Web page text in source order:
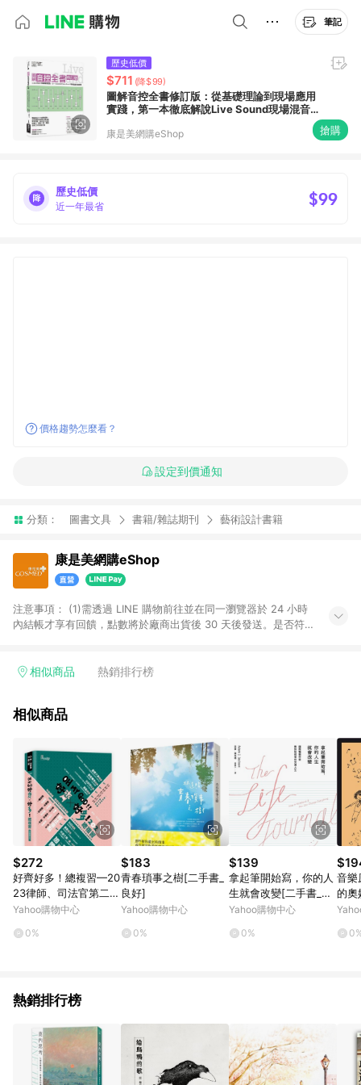
筆記
歷史低價
$711 (降$99)
圖解音控全書修訂版：從基礎理論到現場應用
實踐，第一本徹底解說Live Sound現場混音
康是美網購eShop 搶購
歷史低價
近一年最省 $99
價格趨勢怎麼看？
設定到價通知
分類： 圖書文具 書籍/雜誌期刊 藝術設計書籍
康是美網購eShop
注意事項：​ (1)需透過 LINE 購物前往並在同一瀏覽器於 24 小時
內結帳才享有回饋，點數將於廠商出貨後 30 天後發送。​是否符
黃金鑽飾/精品相關/3C數位(含周邊)/家電視聽/運動戶外/母嬰用
饋%」，將於訂單成立後由「LINE購物通知」之官方帳號訊息通
依LINE購物網站訂單成立通知為準。​​ (5)LINE購物設有「單一商
品最高回饋點數」機制 (部分時段開放「回饋無上限」)，以同一
訂單中同一商品不論件數計算，請依訂單成立當下LINE購物的回
饋機制為準。
相似商品 熱銷排行榜
相似商品
$272
好齊好多！總複習—20
23律師、司法官第二試
[二手書_良好]
Yahoo購物中心
0%
$183
青春瑣事之樹[二手書_
良好]
Yahoo購物中心
0%
$139
拿起筆開始寫，你的人
生就會改變[二手書_普
通]
Yahoo購物中心
0%
音樂
的奧
D不
熱銷排行榜